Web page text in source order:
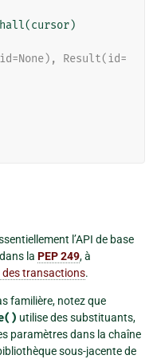
(cursor)
Result(id=
l’API de base
la PEP 249, à
des transactions.
familière, notez que
utilise des substituants,
paramètres dans la chaîne
sous-jacente de